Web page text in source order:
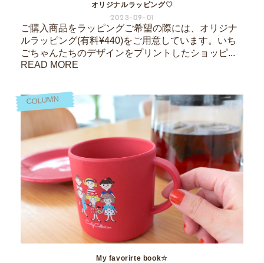
オリジナルラッピング♡
2023-09-01
ご購入商品をラッピングご希望の際には、オリジナ
ルラッピング(有料¥440)をご用意しています。いち
ごちゃんたちのデザインをプリントしたショッピ...
READ MORE
COLUMN
My favorirte book☆